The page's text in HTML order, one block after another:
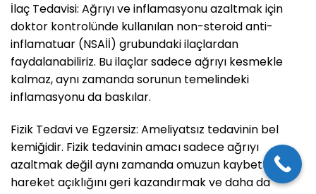
İlaç Tedavisi: Ağrıyı ve inflamasyonu azaltmak için
doktor kontrolünde kullanılan non-steroid anti-
inflamatuar (NSAİİ) grubundaki ilaçlardan
faydalanabiliriz. Bu ilaçlar sadece ağrıyı kesmekle
kalmaz, aynı zamanda sorunun temelindeki
inflamasyonu da baskılar.
Fizik Tedavi ve Egzersiz: Ameliyatsız tedavinin bel
kemiğidir. Fizik tedavinin amacı sadece ağrıyı
azaltmak değil aynı zamanda omuzun kaybettiği
hareket açıklığını geri kazandırmak ve daha da